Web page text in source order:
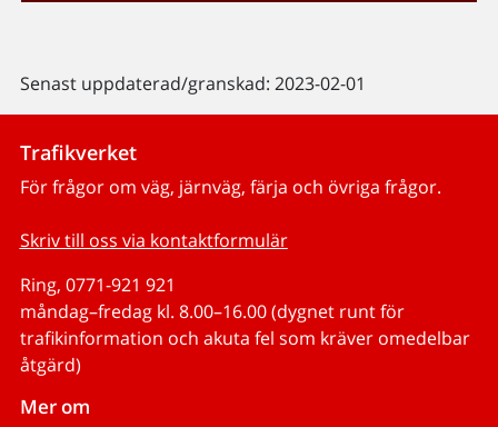
Senast uppdaterad/granskad: 2023-02-01
Trafikverket
För frågor om väg, järnväg, färja och övriga frågor.
Skriv till oss via kontaktformulär
Ring, 0771-921 921
måndag–fredag kl. 8.00–16.00 (dygnet runt för
trafikinformation och akuta fel som kräver omedelbar
åtgärd)
Mer om